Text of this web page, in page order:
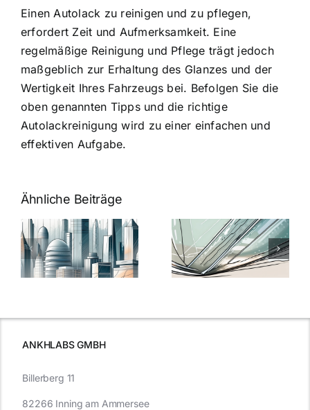
Einen Autolack zu reinigen und zu pflegen,
erfordert Zeit und Aufmerksamkeit. Eine
regelmäßige Reinigung und Pflege trägt jedoch
maßgeblich zur Erhaltung des Glanzes und der
Wertigkeit Ihres Fahrzeugs bei. Befolgen Sie die
oben genannten Tipps und die richtige
Autolackreinigung wird zu einer einfachen und
effektiven Aufgabe.
Ähnliche Beiträge
5 Gründe,
warum
Nanoversiegelung
auf Glas
7
Expertentipps
für maximale
ANKHLABS GMBH
Billerberg 11
82266 Inning am Ammersee